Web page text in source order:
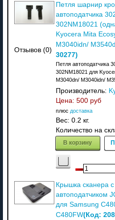
Отзывов (0)
Петля шарнир
автоподатчика
302NM18021
Kyocera Mita
M3040idn/
30277)
Петля автоподатчика
302NM18021 для
M3040dn/ M3040idn/
Производитель:
Цена: 500 руб
плюс доставка
Вес: 0.2 кг.
Количество на
В корзину
Крышка сканера с
автоподатчиком
для Samsung
C480FW(Код: